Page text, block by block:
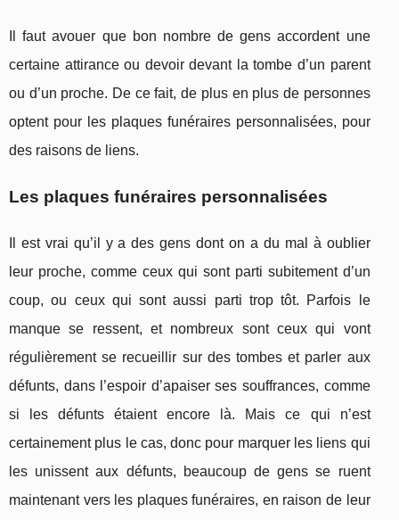
Il faut avouer que bon nombre de gens accordent une
certaine attirance ou devoir devant la tombe d’un parent
ou d’un proche. De ce fait, de plus en plus de personnes
optent pour les plaques funéraires personnalisées, pour
des raisons de liens.
Les plaques funéraires personnalisées
Il est vrai qu’il y a des gens dont on a du mal à oublier
leur proche, comme ceux qui sont parti subitement d’un
coup, ou ceux qui sont aussi parti trop tôt. Parfois le
manque se ressent, et nombreux sont ceux qui vont
régulièrement se recueillir sur des tombes et parler aux
défunts, dans l’espoir d’apaiser ses souffrances, comme
si les défunts étaient encore là. Mais ce qui n’est
certainement plus le cas, donc pour marquer les liens qui
les unissent aux défunts, beaucoup de gens se ruent
maintenant vers les plaques funéraires, en raison de leur